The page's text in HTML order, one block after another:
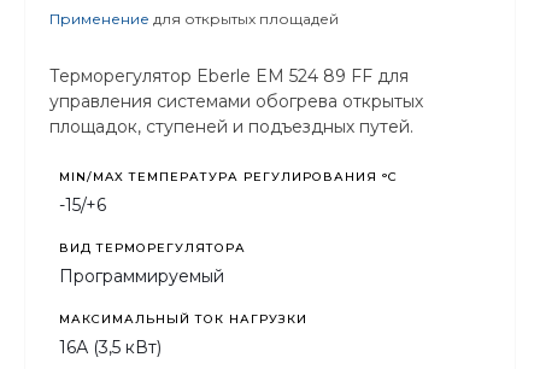
Применение для открытых площадей
Терморегулятор Eberle EM 524 89 FF для
управления системами обогрева открытых
площадок, ступеней и подъездных путей.
MIN/MAX ТЕМПЕРАТУРА РЕГУЛИРОВАНИЯ °С
-15/+6
ВИД ТЕРМОРЕГУЛЯТОРА
Программируемый
МАКСИМАЛЬНЫЙ ТОК НАГРУЗКИ
16А (3,5 кВт)